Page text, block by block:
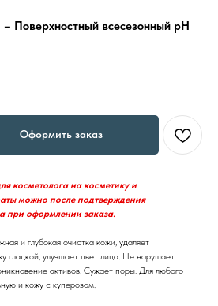
всесезонный pH
Оформить заказ
косметолога на косметику и
можно после подтверждения
при оформлении заказа.
глубокая очистка кожи, удаляет
гладкой, улучшает цвет лица. Не нарушает
активов. Сужает поры. Для любого
и кожу с куперозом.